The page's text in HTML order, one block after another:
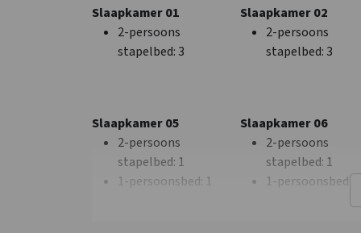
Keuken
Kook pitten : 7
Koelkast
Vaatwasser
Magnetron
Slaapkamer
Slaapkamers : 10
Plaats
Kinderfaciliteiten
Slaapkamer 01
2-persoons
stapelbed: 3
Slaapkamer 02
2-persoons
stapelbed: 3
Slaapkamer 05
2-persoons
stapelbed: 1
1-persoonsbed: 1
Slaapkamer 06
2-persoons
stapelbed: 1
1-persoonsbed: 1